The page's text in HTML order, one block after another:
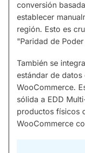
conversión
establecer
región. Esto es
"Paridad de
También se
estándar de
WooCommerce.
sólida a EDD
productos físicos
WooCommerce